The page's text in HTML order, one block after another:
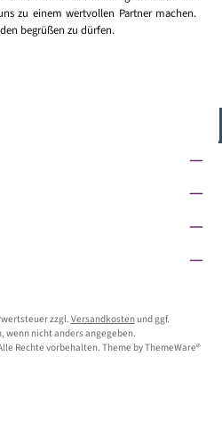
zu einem wertvollen Partner machen.
begrüßen zu dürfen.
zzgl. Versandkostenund ggf.
wenn nicht anders angegeben.
Rechte vorbehalten. Theme byThemeWare®